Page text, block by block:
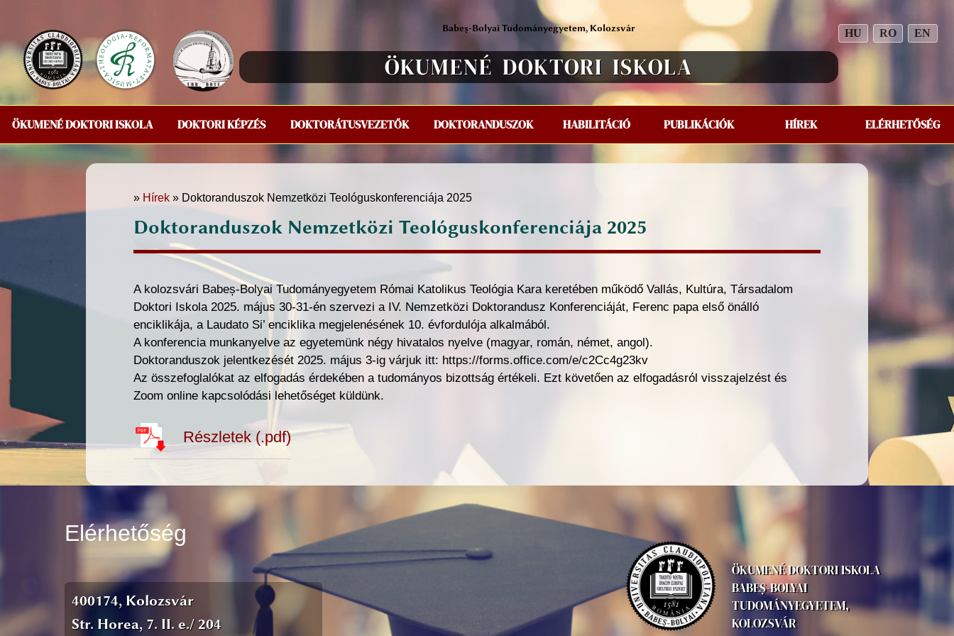
Babeș-Bolyai Tudományegyetem, Kolozsvár
ÖKUMENÉ DOKTORI ISKOLA
HU RO EN
ÖKUMENÉ DOKTORI ISKOLA DOKTORI KÉPZÉS DOKTORÁTUSVEZETŐK DOKTORANDUSZOK HABILITÁCIÓ PUBLIKÁCIÓK HÍREK ELÉRHETŐSÉG
» Hírek » Doktoranduszok Nemzetközi Teológuskonferenciája 2025
Doktoranduszok Nemzetközi Teológuskonferenciája 2025
A kolozsvári Babeș-Bolyai Tudományegyetem Római Katolikus Teológia Kara keretében működő Vallás, Kultúra, Társadalom
Doktori Iskola 2025. május 30-31-én szervezi a IV. Nemzetközi Doktorandusz Konferenciáját, Ferenc papa első önálló
enciklikája, a Laudato Si’ enciklika megjelenésének 10. évfordulója alkalmából.
A konferencia munkanyelve az egyetemünk négy hivatalos nyelve (magyar, román, német, angol).
Doktoranduszok jelentkezését 2025. május 3-ig várjuk itt: https://forms.office.com/e/c2Cc4g23kv
Az összefoglalókat az elfogadás érdekében a tudományos bizottság értékeli. Ezt követően az elfogadásról visszajelzést és
Zoom online kapcsolódási lehetőséget küldünk.
Részletek (.pdf)
Elérhetőség
400174, Kolozsvár
Str. Horea, 7. II. e./ 204
ÖKUMENÉ DOKTORI ISKOLA
BABEȘ-BOLYAI
TUDOMÁNYEGYETEM,
KOLOZSVÁR